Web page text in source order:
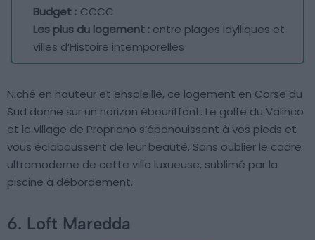
Budget :€€€€
Les plus du logement : entre plages idylliques et
villes d’Histoire intemporelles
Niché en hauteur et ensoleillé, ce logement en Corse du
Sud donne sur un horizon ébouriffant. Le golfe du Valinco
et le village de Propriano s’épanouissent à vos pieds et
vous éclaboussent de leur beauté. Sans oublier le cadre
ultramoderne de cette villa luxueuse, sublimé par la
piscine à débordement.
6. Loft Maredda